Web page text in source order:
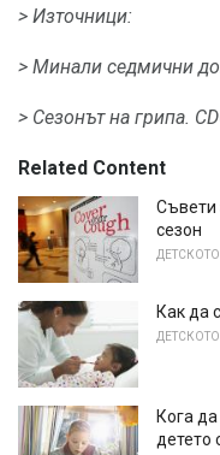
> Източници:
> Минали седмични
> Сезонът на грипа.
Related Content
Съвети
сезон
ДЕТСКОТО
Как да
Кога
детето